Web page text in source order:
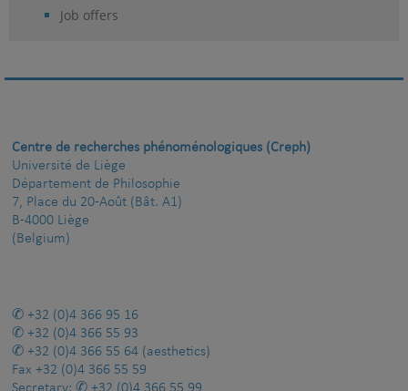
Job offers
Centre de recherches phénoménologiques (Creph)
Université de Liège
Département de Philosophie
7, Place du 20-Août (Bât. A1)
B-4000 Liège
(Belgium)
+32 (0)4 366 95 16
+32 (0)4 366 55 93
+32 (0)4 366 55 64 (aesthetics)
Fax +32 (0)4 366 55 59